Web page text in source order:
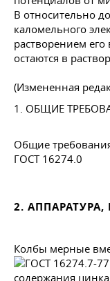
В относительно
каломельного
растворением
остаются в
(Измененная
1. ОБЩИЕ
Общие
ГОСТ 16274.0
2.
Колбы мерные